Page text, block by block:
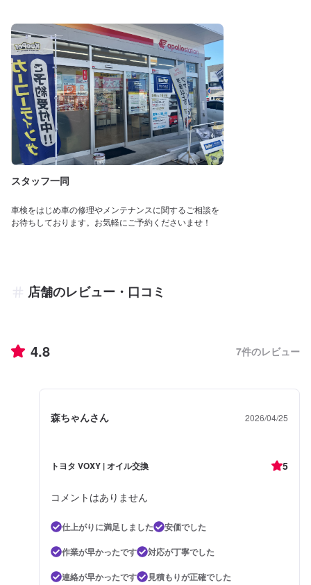
スタッフ一同
車検をはじめ車の修理やメンテナンスに関するご相談を
お待ちしております。お気軽にご予約くださいませ！
店舗のレビュー・口コミ
4.8 7件のレビュー
森ちゃんさん 2026/04/25
トヨタ VOXY | オイル交換 5
コメントはありません
仕上がりに満足しました
安価でした
作業が早かったです
対応が丁寧でした
連絡が早かったです
見積もりが正確でした